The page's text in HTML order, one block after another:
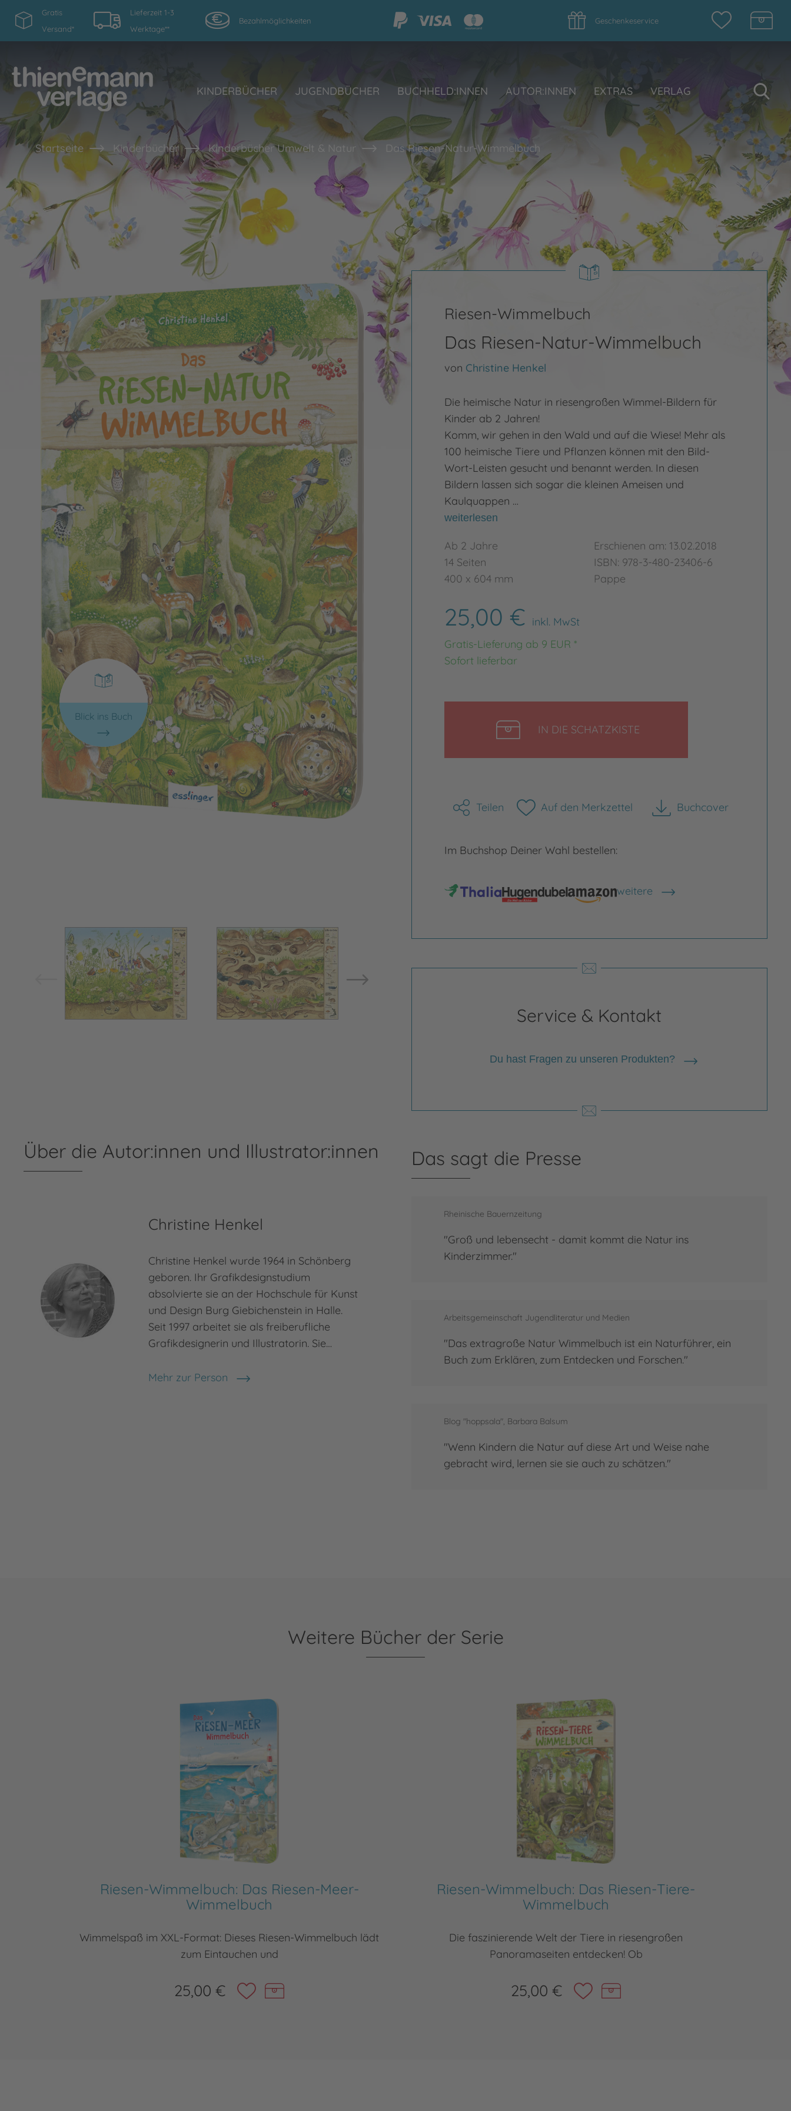
Gratis
Versand*
Lieferzeit 1-3
Werktage**
Bezahlmöglichkeiten Geschenkeservice
KINDERBÜCHER JUGENDBÜCHER BUCHHELD:INNEN AUTOR:INNEN EXTRAS VERLAG
Startseite Kinderbücher Kinderbücher Umwelt & Natur Das Riesen-Natur-Wimmelbuch
Blick ins Buch
Bild vergrößern
Bild vergrößern
Riesen-Wimmelbuch
Das Riesen-Natur-Wimmelbuch
von Christine Henkel
Die heimische Natur in riesengroßen Wimmel-Bildern für
Kinder ab 2 Jahren!
Komm, wir gehen in den Wald und auf die Wiese! Mehr als
100 heimische Tiere und Pflanzen können mit den Bild-
Wort-Leisten gesucht und benannt werden. In diesen
Bildern lassen sich sogar die kleinen Ameisen und
Kaulquappen …
weiterlesen
Ab 2 Jahre
14 Seiten
400 x 604 mm
Erschienen am: 13.02.2018
ISBN: 978-3-480-23406-6
Pappe
25,00 € inkl. MwSt
Gratis-Lieferung ab 9 EUR *
Sofort lieferbar
IN DIE SCHATZKISTE
Teilen Auf den Merkzettel Buchcover
herunterladen
Im Buchshop Deiner Wahl bestellen:
weitere
Shops anzeigen
Service & Kontakt
Du hast Fragen zu unseren Produkten?
Über die Autor:innen und Illustrator:innen
Christine Henkel
Christine Henkel wurde 1964 in Schönberg
geboren. Ihr Grafikdesignstudium
absolvierte sie an der Hochschule für Kunst
und Design Burg Giebichenstein in Halle.
Seit 1997 arbeitet sie als freiberufliche
Grafikdesignerin und Illustratorin. Sie…
Mehr zur Person
Christine Henkel
Das sagt die Presse
Rheinische Bauernzeitung
"Groß und lebensecht - damit kommt die Natur ins
Kinderzimmer."
Arbeitsgemeinschaft Jugendliteratur und Medien
"Das extragroße Natur Wimmelbuch ist ein Naturführer, ein
Buch zum Erklären, zum Entdecken und Forschen."
Blog "hoppsala", Barbara Balsum
"Wenn Kindern die Natur auf diese Art und Weise nahe
gebracht wird, lernen sie sie auch zu schätzen."
Weitere Bücher der Serie
Riesen-Wimmelbuch: Das Riesen-Meer-
Wimmelbuch
Wimmelspaß im XXL-Format: Dieses Riesen-Wimmelbuch lädt
zum Eintauchen und
25,00 €
Riesen-Wimmelbuch: Das Riesen-Tiere-
Wimmelbuch
Die faszinierende Welt der Tiere in riesengroßen
Panoramaseiten entdecken! Ob
25,00 €